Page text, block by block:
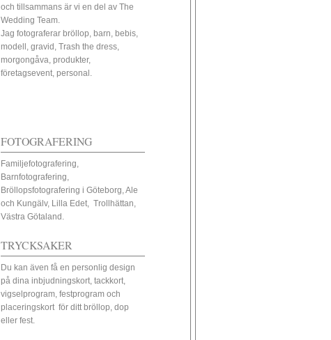
och tillsammans är vi en del av The
Wedding Team.
Jag fotograferar bröllop, barn, bebis,
modell, gravid, Trash the dress,
morgongåva, produkter,
företagsevent, personal.
FOTOGRAFERING
Familjefotografering,
Barnfotografering,
Bröllopsfotografering i Göteborg, Ale
och Kungälv, Lilla Edet, Trollhättan,
Västra Götaland.
TRYCKSAKER
Du kan även få en personlig design
på dina inbjudningskort, tackkort,
vigselprogram, festprogram och
placeringskort för ditt bröllop, dop
eller fest.